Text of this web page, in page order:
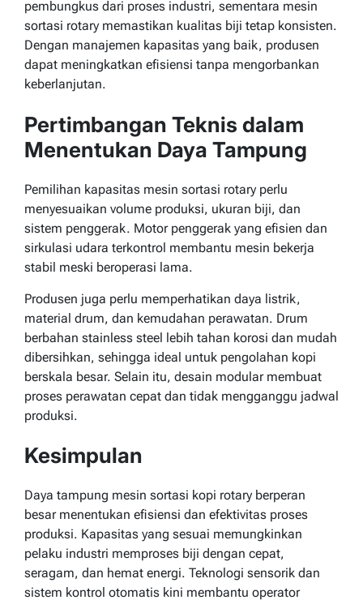
pembungkus dari proses industri, sementara mesin
sortasi rotary memastikan kualitas biji tetap konsisten.
Dengan manajemen kapasitas yang baik, produsen
dapat meningkatkan efisiensi tanpa mengorbankan
keberlanjutan.
Pertimbangan Teknis dalam
Menentukan Daya Tampung
Pemilihan kapasitas mesin sortasi rotary perlu
menyesuaikan volume produksi, ukuran biji, dan
sistem penggerak. Motor penggerak yang efisien dan
sirkulasi udara terkontrol membantu mesin bekerja
stabil meski beroperasi lama.
Produsen juga perlu memperhatikan daya listrik,
material drum, dan kemudahan perawatan. Drum
berbahan stainless steel lebih tahan korosi dan mudah
dibersihkan, sehingga ideal untuk pengolahan kopi
berskala besar. Selain itu, desain modular membuat
proses perawatan cepat dan tidak mengganggu jadwal
produksi.
Kesimpulan
Daya tampung mesin sortasi kopi rotary berperan
besar menentukan efisiensi dan efektivitas proses
produksi. Kapasitas yang sesuai memungkinkan
pelaku industri memproses biji dengan cepat,
seragam, dan hemat energi. Teknologi sensorik dan
sistem kontrol otomatis kini membantu operator